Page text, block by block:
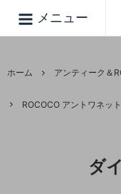
メニュー
ホーム アンティーク＆
ROCOCO アントワネッ
ダ